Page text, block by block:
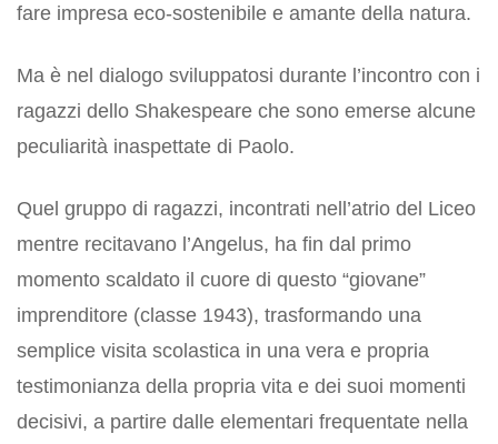
fare impresa eco-sostenibile e amante della natura.
Ma è nel dialogo sviluppatosi durante l’incontro con i
ragazzi dello Shakespeare che sono emerse alcune
peculiarità inaspettate di Paolo.
Quel gruppo di ragazzi, incontrati nell’atrio del Liceo
mentre recitavano l’Angelus, ha fin dal primo
momento scaldato il cuore di questo “giovane”
imprenditore (classe 1943), trasformando una
semplice visita scolastica in una vera e propria
testimonianza della propria vita e dei suoi momenti
decisivi, a partire dalle elementari frequentate nella